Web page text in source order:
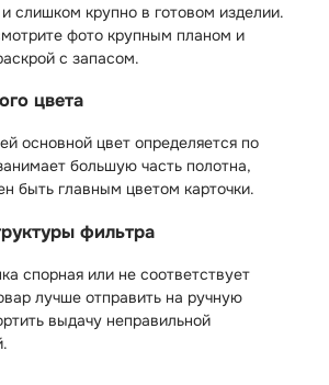
слишком крупно в готовом изделии.
фото крупным планом и
с запасом.
цвета
основной цвет определяется по
большую часть полотна,
быть главным цветом карточки.
фильтра
спорная или не соответствует
лучше отправить на ручную
выдачу неправильной